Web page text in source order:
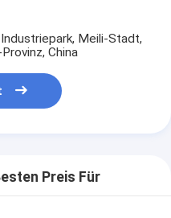
Meili-Stadt,
China
Preis Für